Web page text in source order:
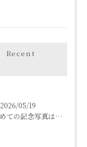
Recent
2026/05/19
初めての記念写真はは、DEAR STUDIOで。